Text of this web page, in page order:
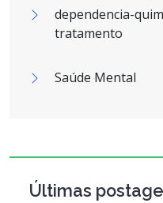
dependencia-
tratamento
Saúde Mental
Últimas